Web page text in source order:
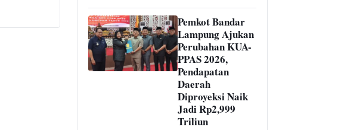
Pemkot Bandar
Lampung Ajukan
Perubahan KUA-
PPAS 2026,
Pendapatan
Daerah
Diproyeksi Naik
Jadi Rp2,999
Triliun